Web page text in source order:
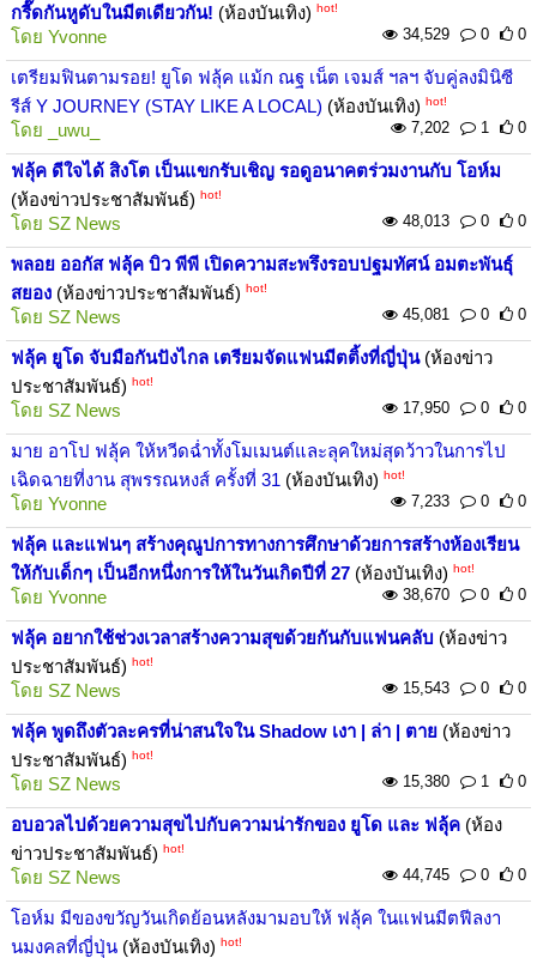
กรี๊ดกันหูดับในมีตเดียวกัน! (ห้องบันเทิง) hot!
โดย Yvonne 34,529 0 0
เตรียมฟินตามรอย! ยูโด ฟลุ้ค แม้ก ณฐ เน็ต เจมส์ ฯลฯ จับคู่ลงมินิซี
รีส์ Y JOURNEY (STAY LIKE A LOCAL) (ห้องบันเทิง) hot!
โดย _uwu_ 7,202 1 0
ฟลุ้ค ดีใจได้ สิงโต เป็นแขกรับเชิญ รอดูอนาคตร่วมงานกับ โอห์ม
(ห้องข่าวประชาสัมพันธ์) hot!
โดย SZ News 48,013 0 0
พลอย ออกัส ฟลุ้ค บิว พีพี เปิดความสะพรึงรอบปฐมทัศน์ อมตะพันธุ์
สยอง (ห้องข่าวประชาสัมพันธ์) hot!
โดย SZ News 45,081 0 0
ฟลุ้ค ยูโด จับมือกันปังไกล เตรียมจัดแฟนมีตติ้งที่ญี่ปุ่น(ห้องข่าว
ประชาสัมพันธ์) hot!
โดย SZ News 17,950 0 0
มาย อาโป ฟลุ้ค ให้หวีดฉ่ำทั้งโมเมนต์และลุคใหม่สุดว้าวในการไป
เฉิดฉายที่งาน สุพรรณหงส์ ครั้งที่ 31 (ห้องบันเทิง) hot!
โดย Yvonne 7,233 0 0
ฟลุ้ค และแฟนๆ สร้างคุณูปการทางการศึกษาด้วยการสร้างห้องเรียน
ให้กับเด็กๆ เป็นอีกหนึ่งการให้ในวันเกิดปีที่ 27 (ห้องบันเทิง) hot!
โดย Yvonne 38,670 0 0
ฟลุ้ค อยากใช้ช่วงเวลาสร้างความสุขด้วยกันกับแฟนคลับ (ห้องข่าว
ประชาสัมพันธ์) hot!
โดย SZ News 15,543 0 0
ฟลุ้ค พูดถึงตัวละครที่น่าสนใจใน Shadow เงา | ล่า | ตาย (ห้องข่าว
ประชาสัมพันธ์) hot!
โดย SZ News 15,380 1 0
อบอวลไปด้วยความสุขไปกับความน่ารักของ ยูโด และ ฟลุ้ค (ห้อง
ข่าวประชาสัมพันธ์) hot!
โดย SZ News 44,745 0 0
โอห์ม มีของขวัญวันเกิดย้อนหลังมามอบให้ ฟลุ้ค ในแฟนมีตฟีลงา
นมงคลที่ญี่ปุ่น (ห้องบันเทิง) hot!